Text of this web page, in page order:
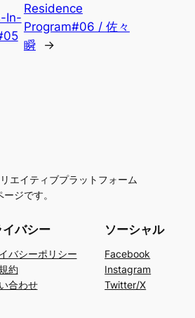
In-
Residence
Program#06 / 佐々
瞬
→
エイティブプラットフォーム
ジです。
イバシー
バシーポリシー
約
合わせ
ソーシャル
Facebook
Instagram
Twitter/X